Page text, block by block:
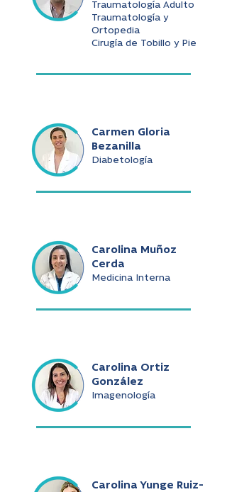
Traumatología Adulto
Traumatología y
Ortopedia
Cirugía de Tobillo y Pie
Carmen Gloria
Bezanilla
Diabetología
Carolina Muñoz
Cerda
Medicina Interna
Carolina Ortiz
González
Imagenología
Carolina Yunge Ruiz-